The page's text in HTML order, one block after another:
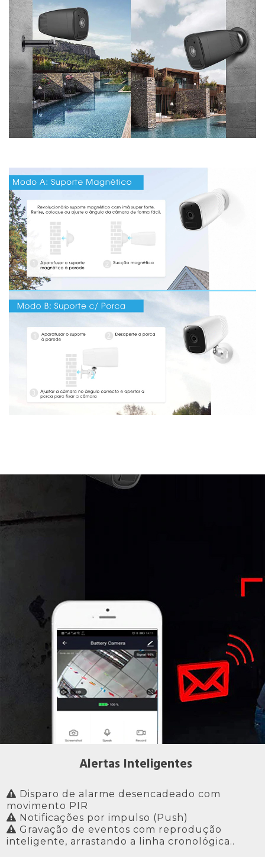
Alertas Inteligentes
 Disparo de alarme desencadeado com
movimento PIR
 Notificações por impulso (Push)
 Gravação de eventos com reprodução
inteligente, arrastando a linha cronológica..